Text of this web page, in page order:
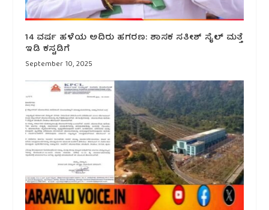
14 ವರ್ಷ ಹಳೆಯ ಅದಿರು ಹಗರಣ: ಶಾಸಕ ಸತೀಶ್ ಸೈಲ್ ಮತ್ತೆ
ಇಡಿ ಕಸ್ಟಡಿಗೆ
September 10, 2025